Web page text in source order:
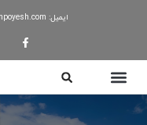
ایمیل: info@parmanpoyesh.com